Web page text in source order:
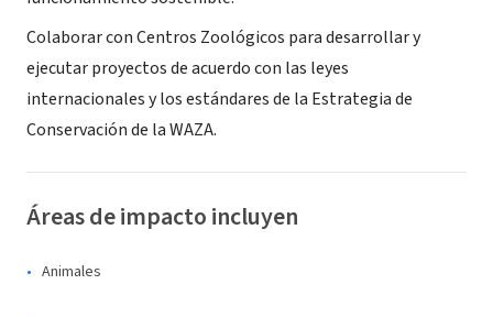
Colaborar con Centros Zoológicos para desarrollar y
ejecutar proyectos de acuerdo con las leyes
internacionales y los estándares de la Estrategia de
Conservación de la WAZA.
Áreas de impacto incluyen
Animales